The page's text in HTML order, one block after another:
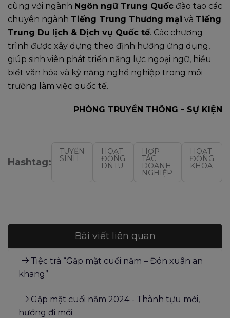
cùng với ngành Ngôn ngữ Trung Quốc đào tạo các
chuyên ngành Tiếng Trung Thương mại và Tiếng
Trung Du lịch & Dịch vụ Quốc tế. Các chương
trình được xây dựng theo định hướng ứng dụng,
giúp sinh viên phát triển năng lực ngoại ngữ, hiểu
biết văn hóa và kỹ năng nghề nghiệp trong môi
trường làm việc quốc tế.
PHÒNG TRUYỀN THÔNG - SỰ KIỆN
Hashtag:
TUYỂN
SINH
HOẠT
ĐỘNG
DNTU
HỢP
TÁC
DOANH
NGHIỆP
HOẠT
ĐỘNG
KHOA
Bài viết liên quan
Tiệc trà “Gặp mặt cuối năm – Đón xuân an
khang”
Gặp mặt cuối năm 2024 - Thành tựu mới,
hướng đi mới